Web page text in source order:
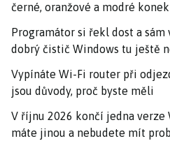
černé, oranžové a modré
Programátor si řekl dost a sám
dobrý čistič Windows tu ještě
Vypínáte Wi-Fi router při
jsou důvody, proč byste měli
V říjnu 2026 končí jedna verze
máte jinou a nebudete mít